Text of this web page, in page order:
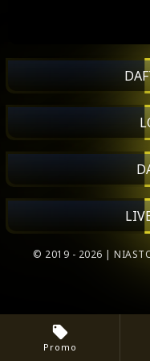
© 2019 - 2026 |
local_offer
Promo